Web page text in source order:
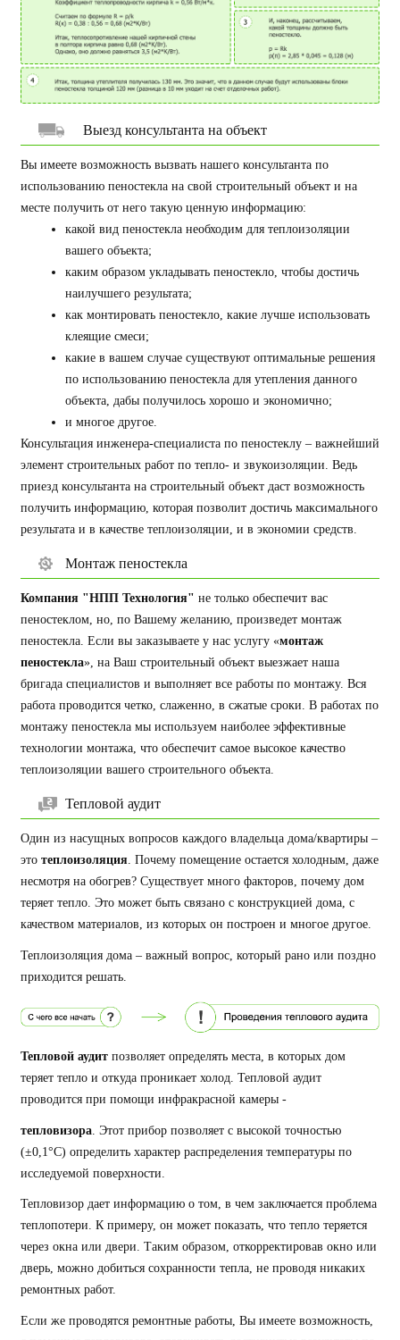
Выезд консультанта на объект
Вы имеете возможность вызвать нашего консультанта по
использованию пеностекла на свой строительный объект и на
месте получить от него такую ценную информацию:
какой вид пеностекла необходим для теплоизоляции
вашего объекта;
каким образом укладывать пеностекло, чтобы достичь
наилучшего результата;
как монтировать пеностекло, какие лучше использовать
клеящие смеси;
какие в вашем случае существуют оптимальные решения
по использованию пеностекла для утепления данного
объекта, дабы получилось хорошо и экономично;
и многое другое.
Консультация инженера-специалиста по пеностеклу – важнейший
элемент строительных работ по тепло- и звукоизоляции. Ведь
приезд консультанта на строительный объект даст возможность
получить информацию, которая позволит достичь максимального
результата и в качестве теплоизоляции, и в экономии средств.
Монтаж пеностекла
Компания "НПП Технология" не только обеспечит вас
пеностеклом, но, по Вашему желанию, произведет монтаж
пеностекла. Если вы заказываете у нас услугу «монтаж
пеностекла», на Ваш строительный объект выезжает наша
бригада специалистов и выполняет все работы по монтажу. Вся
работа проводится четко, слаженно, в сжатые сроки. В работах по
монтажу пеностекла мы используем наиболее эффективные
технологии монтажа, что обеспечит самое высокое качество
теплоизоляции вашего строительного объекта.
Тепловой аудит
Один из насущных вопросов каждого владельца дома/квартиры –
это теплоизоляция. Почему помещение остается холодным, даже
несмотря на обогрев? Существует много факторов, почему дом
теряет тепло. Это может быть связано с конструкцией дома, с
качеством материалов, из которых он построен и многое другое.
Теплоизоляция дома – важный вопрос, который рано или поздно
приходится решать.
Тепловой аудитпозволяет определять места, в которых дом
теряет тепло и откуда проникает холод. Тепловой аудит
проводится при помощи инфракрасной камеры -
тепловизора. Этот прибор позволяет с высокой точностью
(±0,1°C) определить характер распределения температуры по
исследуемой поверхности.
Тепловизор дает информацию о том, в чем заключается проблема
теплопотери. К примеру, он может показать, что тепло теряется
через окна или двери. Таким образом, откорректировав окно или
дверь, можно добиться сохранности тепла, не проводя никаких
ремонтных работ.
Если же проводятся ремонтные работы, Вы имеете возможность,